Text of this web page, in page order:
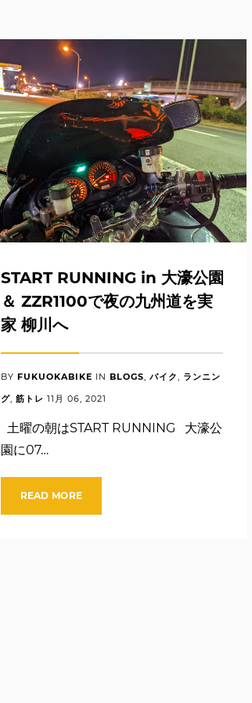
START RUNNING in 大濠公園
＆ ZZR1100で夜の九州道を実
家 柳川へ
BY FUKUOKABIKE IN BLOGS バイク
ランニン
グ, 筋トレ 11月 06 2021
土曜の朝はSTART RUNNING 大濠公
園に07…
READ MORE